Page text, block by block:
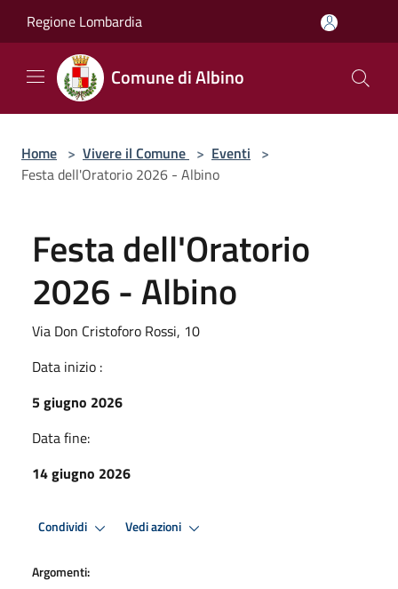
Regione Lombardia
Comune di Albino
Home > Vivere il Comune > Eventi >
Festa dell'Oratorio 2026 - Albino
Festa dell'Oratorio
2026 - Albino
Via Don Cristoforo Rossi, 10
Data inizio :
5 giugno 2026
Data fine:
14 giugno 2026
Condividi Vedi azioni
Argomenti: